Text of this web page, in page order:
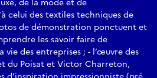
celui des textiles techniques de
de démonstration ponctuent et
les savoir faire de
vie des entreprises ; - l’œuvre des
du Poisat et Victor Charreton,